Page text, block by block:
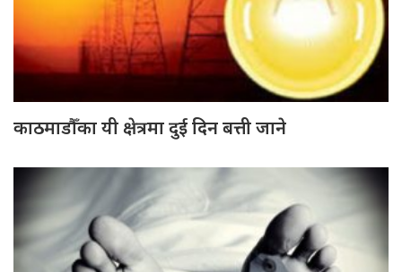
काठमाडौँका यी क्षेत्रमा दुई दिन बत्ती जाने